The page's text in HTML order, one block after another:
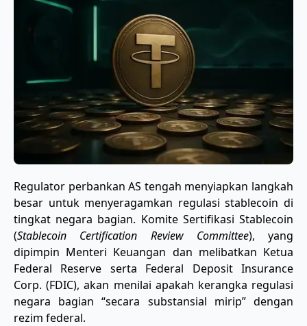
Regulator perbankan AS tengah menyiapkan langkah
besar untuk menyeragamkan regulasi stablecoin di
tingkat negara bagian. Komite Sertifikasi Stablecoin
(Stablecoin Certification Review Committee), yang
dipimpin Menteri Keuangan dan melibatkan Ketua
Federal Reserve serta Federal Deposit Insurance
Corp. (FDIC), akan menilai apakah kerangka regulasi
negara bagian “secara substansial mirip” dengan
rezim federal.